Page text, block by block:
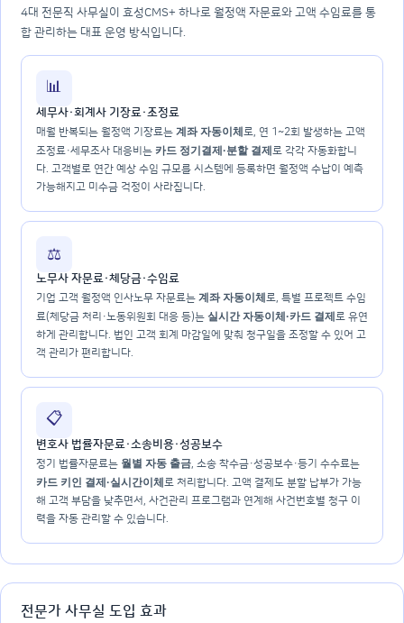
4대 전문직 사무실이 효성CMS+ 하나로 월정액 자문료와 고액 수임료를 통
합 관리하는 대표 운영 방식입니다.
📊
세무사·회계사 기장료·조정료
매월 반복되는 월정액 기장료는 계좌 자동이체 로, 연 1~2회 발생하는 고액
조정료·세무조사 대응비는 카드 정기결제·분할 결제 로 각각 자동화합니
다. 고객별로 연간 예상 수임 규모를 시스템에 등록하면 월정액 수납이 예측
가능해지고 미수금 걱정이 사라집니다.
⚖️
노무사 자문료·체당금·수임료
기업 고객 월정액 인사노무 자문료는 계좌 자동이체 로, 특별 프로젝트 수임
료(체당금 처리·노동위원회 대응 등)는 실시간 자동이체·카드 결제 로 유연
하게 관리합니다. 법인 고객 회계 마감일에 맞춰 청구일을 조정할 수 있어 고
객 관리가 편리합니다.
📋
변호사 법률자문료·소송비용·성공보수
정기 법률자문료는 월별 자동 출금, 소송 착수금·성공보수·등기 수수료는
카드 키인 결제·실시간이체 로 처리합니다. 고액 결제도 분할 납부가 가능
해 고객 부담을 낮추면서, 사건관리 프로그램과 연계해 사건번호별 청구 이
력을 자동 관리할 수 있습니다.
전문가 사무실 도입 효과